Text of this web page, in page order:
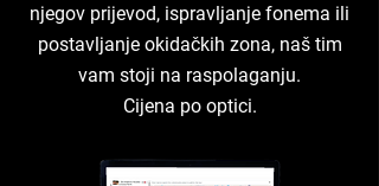
njegov prijevod, ispravljanje fonema ili
postavljanje okidačkih zona, naš tim
vam stoji na raspolaganju.
Cijena po optici.